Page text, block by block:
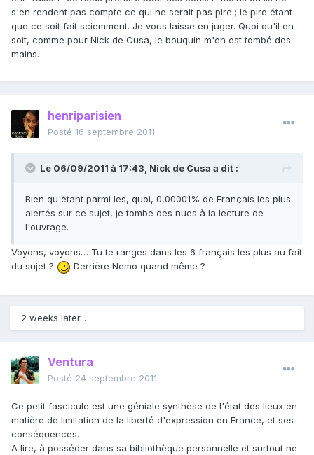
s'en rendent pas compte ce qui ne serait pas pire ; le pire étant
que ce soit fait sciemment. Je vous laisse en juger. Quoi qu'il en
soit, comme pour Nick de Cusa, le bouquin m'en est tombé des
mains.
henriparisien
Posté 16 septembre 2011
Le 06/09/2011 à 17:43, Nick de Cusa a dit :
Bien qu'étant parmi les, quoi, 0,00001% de Français les plus
alertés sur ce sujet, je tombe des nues à la lecture de
l'ouvrage.
Voyons, voyons… Tu te ranges dans les 6 français les plus au fait
du sujet ?
Derrière Nemo quand même ?
2 weeks later...
Ventura
Posté 24 septembre 2011
Ce petit fascicule est une géniale synthèse de l'état des lieux en
matière de limitation de la liberté d'expression en France, et ses
conséquences.
A lire, à posséder dans sa bibliothèque personnelle et surtout ne